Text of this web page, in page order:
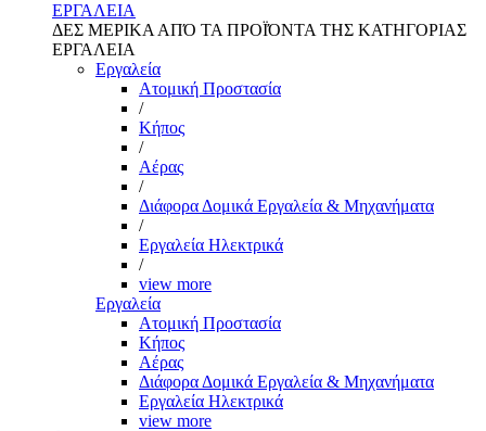
ΕΡΓΑΛΕΙΑ
ΔΕΣ ΜΕΡΙΚΑ ΑΠΌ ΤΑ ΠΡΟΪΌΝΤΑ ΤΗΣ ΚΑΤΗΓΟΡΙΑΣ
ΕΡΓΑΛΕΙΑ
Εργαλεία
Aτομική Προστασία
/
Kήπος
/
Αέρας
/
Διάφορα Δομικά Εργαλεία & Μηχανήματα
/
Εργαλεία Ηλεκτρικά
/
view more
Εργαλεία
Aτομική Προστασία
Kήπος
Αέρας
Διάφορα Δομικά Εργαλεία & Μηχανήματα
Εργαλεία Ηλεκτρικά
view more